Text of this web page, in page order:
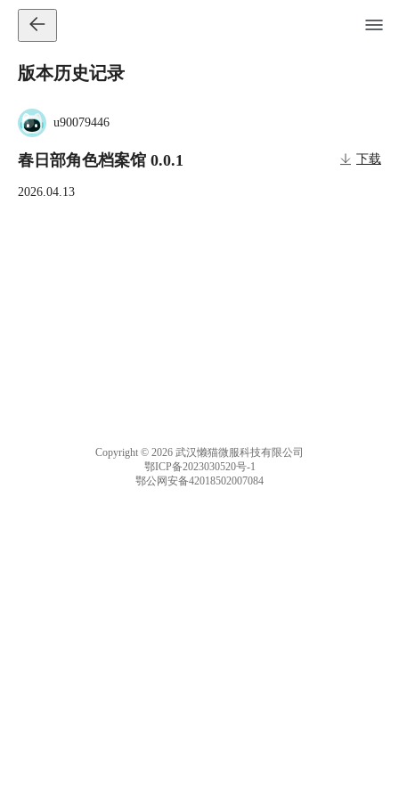
版本历史记录
u90079446
春日部角色档案馆 0.0.1 下载
2026.04.13
Copyright © 2026 武汉懒猫微服科技有限公司
鄂ICP备2023030520号-1
鄂公网安备42018502007084